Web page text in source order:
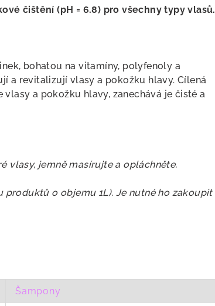
čištění (pH = 6.8) pro všechny typy vlasů.
bohatou na vitamíny, polyfenoly a
a revitalizují vlasy a pokožku hlavy. Cílená
a pokožku hlavy, zanechává je čisté a
vlasy, jemně masírujte a opláchněte.
produktů o objemu 1L). Je nutné ho zakoupit
Šampony